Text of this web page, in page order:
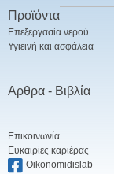
Προϊόντα
Επεξεργασία νερού
Υγιεινή και ασφάλεια
Αρθρα - Βιβλία
Επικοινωνία
Ευκαιρίες καριέρας
Oikonomidislab